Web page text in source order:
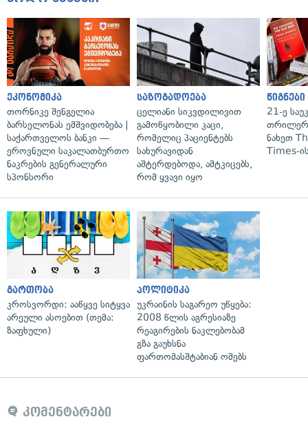
ეკონომიკა
თორნიკე შენგელია
ბარსელონას ემშვიდობება |
საქართველოს ბანკი —
ეროვნული საკალათბურთო
ნაკრების გენერალური
სპონსორი
საზოგადოება
ცელიანი სიკვდილივით
გამოწყობილი კაცი,
რომელიც პაციენტებს
სახურავიდან
აშტერდებოდა, ამტკიცებს,
რომ ყვავი იყო
წიგნები
21-ე
ნახეთ
Times-
გართობა
კროსვორდი: ააწყვე სიტყვა
არეული ასოებით (თემა:
ზაფხული)
პოლიტიკა
უკრაინის საგარეო უწყება:
2008 წლის აგრესიაზე
რეაგირების ნაკლებობამ
გზა გაუხსნა
ფართომასშტაბიან ომებს
კომენტარები